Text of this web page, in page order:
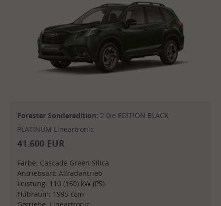
Forester Sonderedition: 2.0ie EDITION BLACK
PLATINUM Lineartronic
41.600 EUR
Farbe: Cascade Green Silica
Antriebsart: Allradantrieb
Leistung: 110 (150) kW (PS)
Hubraum: 1995 ccm